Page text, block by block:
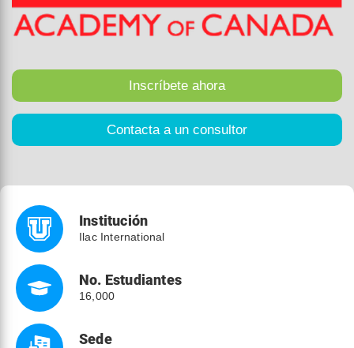
Institución
Ilac International
No. Estudiantes
16,000
Sede